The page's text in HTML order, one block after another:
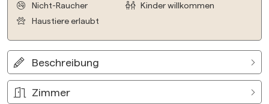
Nicht-Raucher
Kinder willkommen
Haustiere erlaubt
Beschreibung
Zimmer